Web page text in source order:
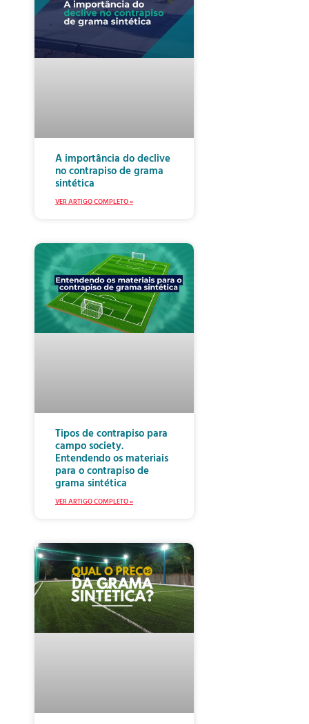
A importância do declive
no contrapiso de grama
sintética
VER ARTIGO COMPLETO »
Tipos de contrapiso para
campo society.
Entendendo os materiais
para o contrapiso de
grama sintética
VER ARTIGO COMPLETO »